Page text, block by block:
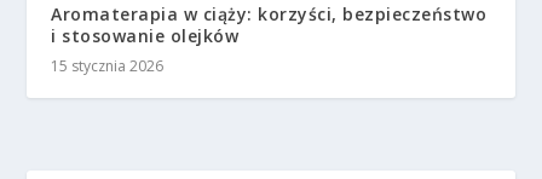
Aromaterapia w ciąży: korzyści, bezpieczeństwo
i stosowanie olejków
15 stycznia 2026